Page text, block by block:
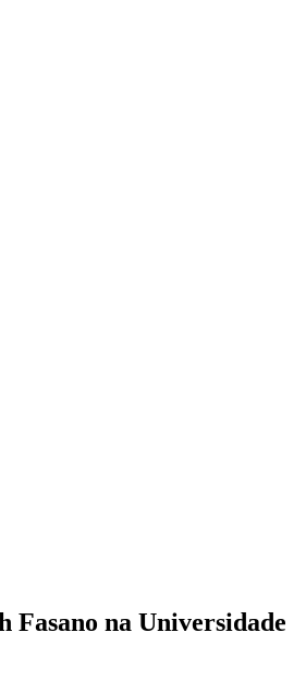
Fasano na Universidade